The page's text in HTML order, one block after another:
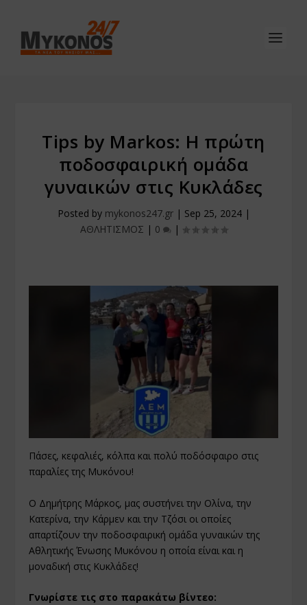
Tips by Markos: H πρώτη
ποδοσφαιρική ομάδα
γυναικών στις Κυκλάδες
Posted by mykonos247.gr| Sep 25, 2024|
ΑΘΛΗΤΙΣΜΟΣ | 0 |
Πάσες, κεφαλιές, κόλπα και πολύ ποδόσφαιρο στις
παραλίες της Μυκόνου!
Ο Δημήτρης Μάρκος, μας συστήνει την Oλίνα, την
Κατερίνα, την Κάρμεν και την Τζόσι οι οποίες
απαρτίζουν την ποδοσφαιρική ομάδα γυναικών της
Αθλητικής Ένωσης Μυκόνου η οποία είναι και η
μοναδική στις Κυκλάδες!
Γνωρίστε τις στο παρακάτω βίντεο: